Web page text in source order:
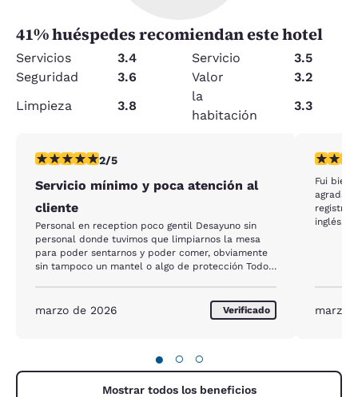
41% huéspedes recomiendan este hotel
Servicios 3.4 Servicio
3.5
Seguridad
3.6 Valor
3.2
Limpieza
3.8
la
habitación
3.3
calificación de 2 estrellas. Feria. 1 reseña
2/5
Servicio mínimo y poca atención al
cliente
Personal en reception poco gentil Desayuno sin
personal donde tuvimos que limpiarnos la mesa
para poder sentarnos y poder comer, obviamente
sin tampoco un mantel o algo de protección Todo
noche lo encuentro totalmente afuera de sentido
marzo de 2026 Verificado
Fui bien
registró
inglés.
marzo
● ○ ○
Mostrar todos los beneficios